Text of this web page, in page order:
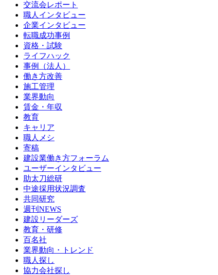
交流会レポート
職人インタビュー
企業インタビュー
転職成功事例
資格・試験
ライフハック
事例（法人）
働き方改善
施工管理
業界動向
賃金・年収
教育
キャリア
職人メシ
寄稿
建設業働き方フォーラム
ユーザーインタビュー
助太刀総研
中途採用状況調査
共同研究
週刊NEWS
建設リーダーズ
教育・研修
百名社
業界動向・トレンド
職人探し
協力会社探し